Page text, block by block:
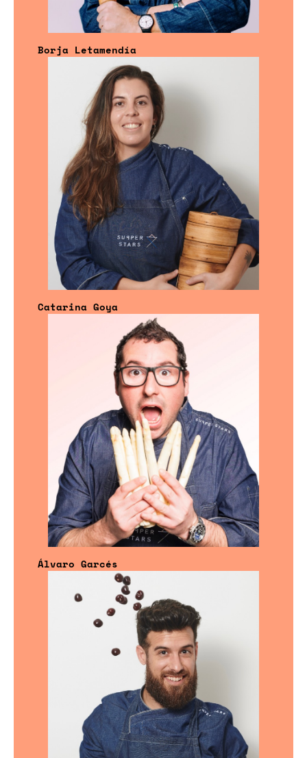
Borja Letamendía
Catarina Goya
Álvaro Garcés